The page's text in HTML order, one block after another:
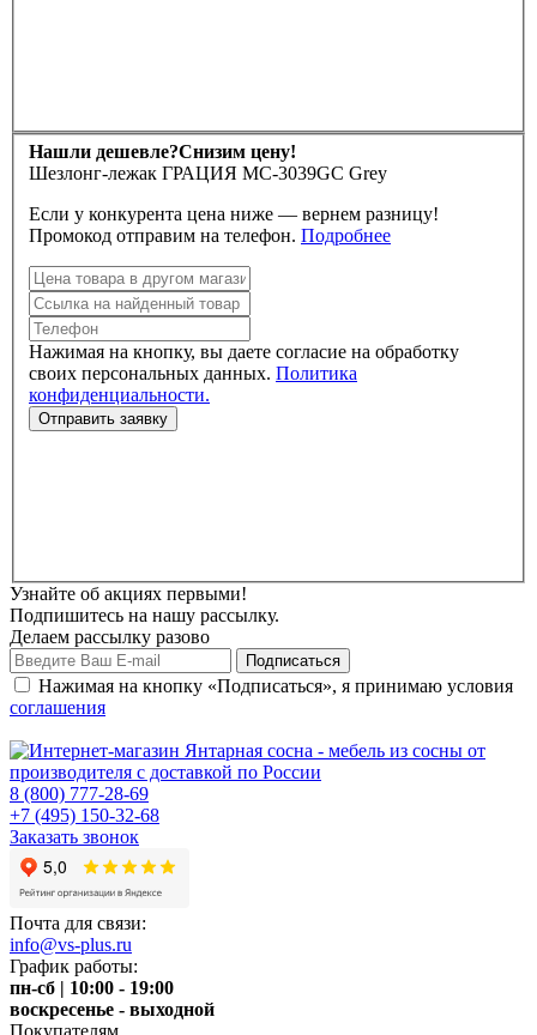
Нашли дешевле?Снизим цену!
Шезлонг-лежак ГРАЦИЯ MC-3039GC Grey
Если у конкурента цена ниже — вернем разницу!
Промокод отправим на телефон. Подробнее
Нажимая на кнопку, вы даете согласие на обработку
своих персональных данных. Политика
конфиденциальности.
Узнайте об акциях первыми!
Подпишитесь на нашу рассылку.
Делаем рассылку разово
Нажимая на кнопку «Подписаться», я принимаю условия
соглашения
8 (800) 777-28-69
+7 (495) 150-32-68
Заказать звонок
Почта для связи:
info@vs-plus.ru
График работы:
пн-сб | 10:00 - 19:00
воскресенье - выходной